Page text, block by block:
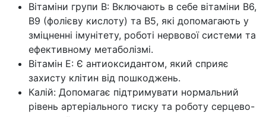
Вітаміни групи B: Включають в себе вітаміни B6,
B9 (фолієву кислоту) та B5, які допомагають у
зміцненні імунітету, роботі нервової системи та
ефективному метаболізмі.
Вітамін E: Є антиоксидантом, який сприяє
захисту клітин від пошкоджень.
Калій: Допомагає підтримувати нормальний
рівень артеріального тиску та роботу серцево-